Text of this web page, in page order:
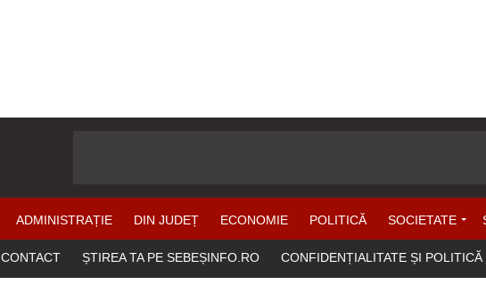
ADMINISTRAȚIE DIN JUDEȚ ECONOMIE POLITICĂ SOCIETATE
CONTACT ȘTIREA TA PE SEBEȘINFO.RO CONFIDENȚIALITATE ȘI